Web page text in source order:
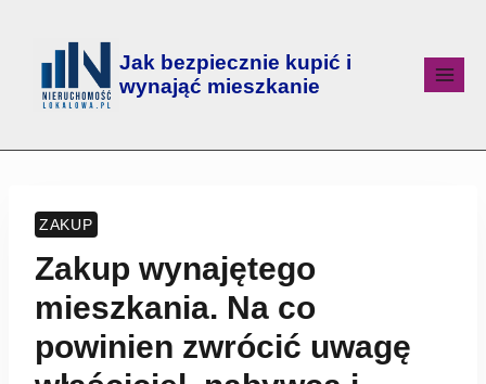
Jak bezpiecznie kupić i
wynająć mieszkanie
ZAKUP
Zakup wynajętego
mieszkania. Na co
powinien zwrócić uwagę